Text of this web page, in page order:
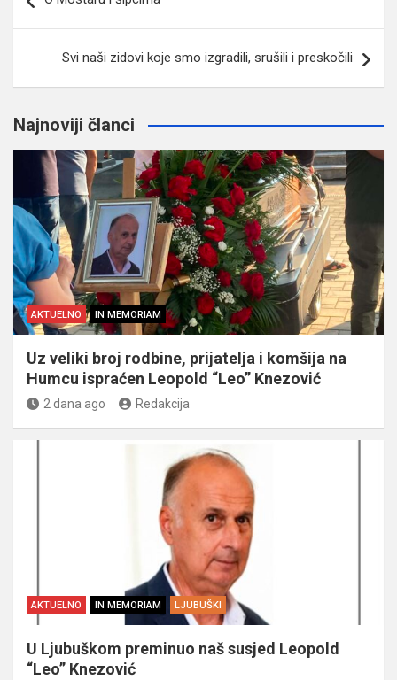
članaka
Svi naši zidovi koje smo izgradili, srušili i preskočili
Najnoviji članci
AKTUELNO IN MEMORIAM
Uz veliki broj rodbine, prijatelja i komšija na
Humcu ispraćen Leopold “Leo” Knezović
2 dana ago Redakcija
AKTUELNO IN MEMORIAM LJUBUŠKI
U Ljubuškom preminuo naš susjed Leopold
“Leo” Knezović